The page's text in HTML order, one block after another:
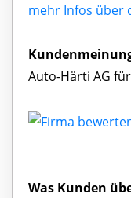
mehr Infos über
Auto-Härti AG
Was Kunden